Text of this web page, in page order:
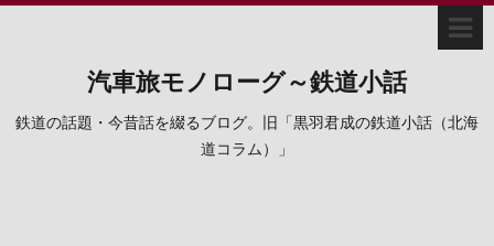
汽車旅モノローグ～鉄道小話
鉄道の話題・今昔話を綴るブログ。旧「黒羽君成の鉄道小話（北海
道コラム）」